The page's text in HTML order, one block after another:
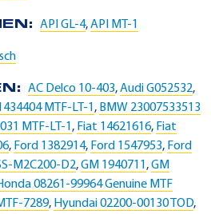
API GL-4,API MT-1
AC Delco 10-403,Audi G052532,
MTF-LT-1 , BMW 23007533513
MTF-LT-1 , Fiat 14621616, Fiat
, Ford 1382914, Ford 1547953, Ford
M2C200-D2,GM 1940711 ,GM
08261-99964 Genuine MTF
7289, Hyundai 02200-00130 TOD,